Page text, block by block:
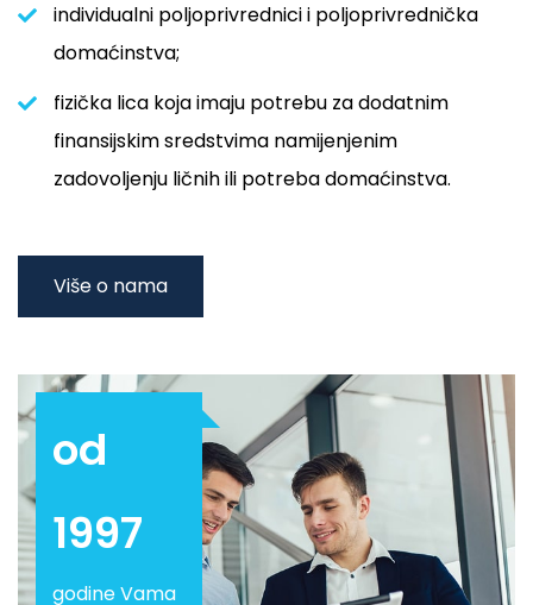
individualni poljoprivrednici i poljoprivrednička
domaćinstva;
fizička lica koja imaju potrebu za dodatnim
finansijskim sredstvima namijenjenim
zadovoljenju ličnih ili potreba domaćinstva.
Više o nama
od
1997
godine Vama